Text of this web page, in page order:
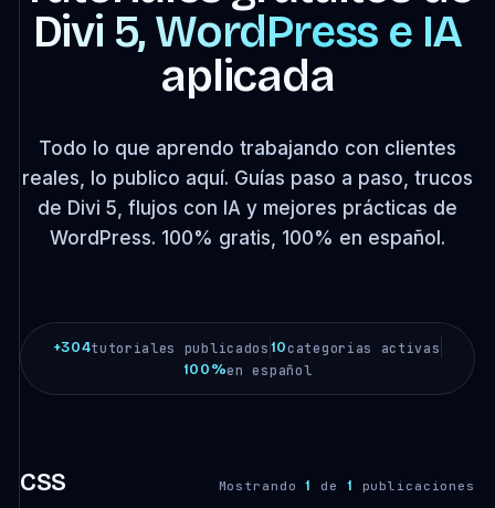
Divi 5, WordPress e IA
aplicada
Todo lo que aprendo trabajando con clientes
reales, lo publico aquí. Guías paso a paso, trucos
de Divi 5, flujos con IA y mejores prácticas de
WordPress. 100% gratis, 100% en español.
+304tutoriales publicados 10categorías activas
100%en español
CSS Mostrando1 de 1 publicaciones